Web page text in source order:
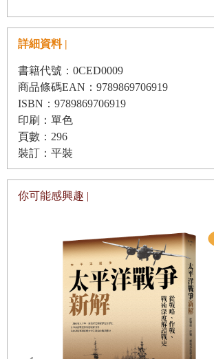
放大
想想—疑惑—探索
粉筆談話
3-2-1 橋接
羅盤方位點
解釋遊戲
第五章｜統整想法
：色彩、符號、圖像
列舉—分類—聯結—闡述：概念地圖
聯結—延伸—挑戰
對象未必要是藝術品，也可以是各式各樣的物件
程是大部分學習的基本要素，目的是讓學生以仔
論，並培養更廣泛的好奇心。
．目的．
先仔細觀察，以奠定後續思考及解釋的基礎，這
圖像或工藝品。這樣的「看」讓學生有機會在解
間透過仔細觀察來獲得資訊，並加以思考、整合
些疑惑可以推動學生自己展開新領域的探索和思
中產生的疑問可以引導後續追問，「看—思考—懷
在開始新學習單元時最愛的選擇。
詳細資料 |
書籍代號：0CED0009
商品條碼EAN：9789869706919
ISBN：9789869706919
印刷：單色
頁數：296
裝訂：平裝
你可能感興趣 |